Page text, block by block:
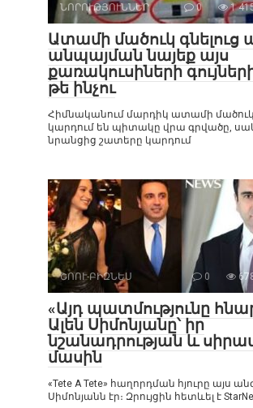
ՆՈՐՈՒԹՅՈՒՆՆԵՐ 0 1
Ատամի մածուկ գնելուց
անպայման նայեք այս
քառակուսիների
թե ինչու
Հիմնականում մարդիկ ատամի մածուկ
կարդում են պիտակը վրա գրվածը,
նրանցից շատերը կարդում
ՇՈՈՒ-ԲԻԶՆԵՍ 0
«Այդ պատմությունը
Ալեն Սիմոնյանը՝ իր
նշանադրության և
մասին
«Tete A Tete» հաղորդման հյուրը այս
Սիմոնյանն էր։ Զրույցին հետևել է